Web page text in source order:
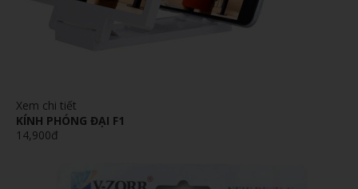
Xem chi tiết
KÍNH PHÓNG ĐẠI F1
14,900đ